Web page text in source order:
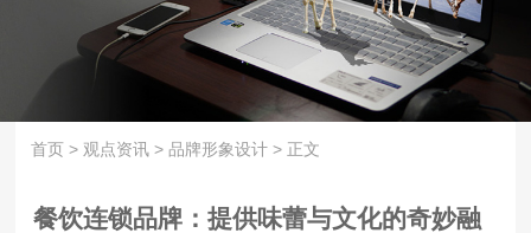
首页 > 观点资讯 >品牌形象设计 > 正文
餐饮连锁品牌：提供味蕾与文化的奇妙融